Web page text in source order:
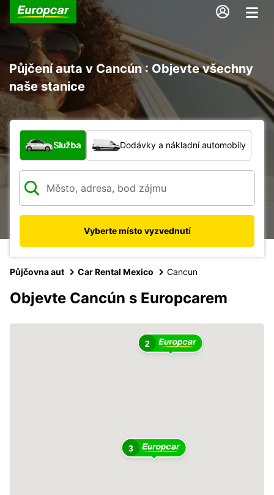
Půjčení auta v Cancún : Objevte všechny
naše stanice
Jaký typ vozidla?
Služba Dodávky a nákladní automobily
Vyberte místo vyzvednutí
Půjčovna aut Car Rental Mexico Cancun
Objevte Cancún s Europcarem
3
2